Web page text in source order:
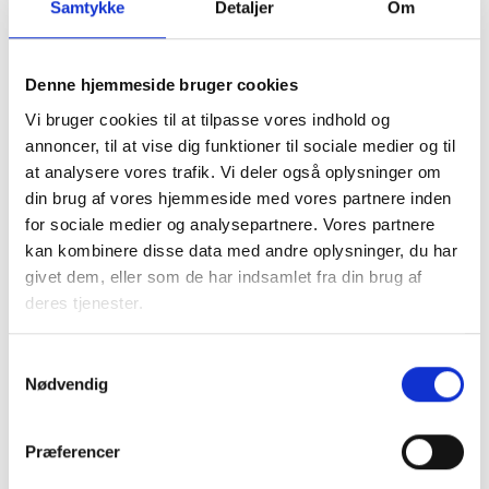
Samtykke Detaljer Om
Denne hjemmeside bruger cookies
Vi bruger cookies til at tilpasse vores indhold og
annoncer, til at vise dig funktioner til sociale medier og til
at analysere vores trafik. Vi deler også oplysninger om
din brug af vores hjemmeside med vores partnere inden
for sociale medier og analysepartnere. Vores partnere
kan kombinere disse data med andre oplysninger, du har
givet dem, eller som de har indsamlet fra din brug af
deres tjenester.
Nødvendig
Præferencer
Kontakt
Bent Madsen
Adm. direktør
Tlf: 28 88 18 77
Mail: bma@bl.dk